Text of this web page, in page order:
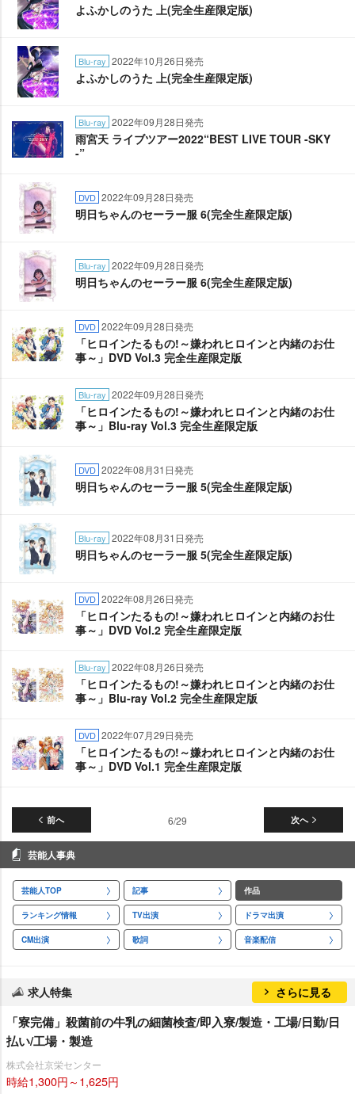
よふかしのうた 上(完全生産限定版)
Blu-ray 2022年10月26日発売
よふかしのうた 上(完全生産限定版)
Blu-ray 2022年09月28日発売
雨宮天 ライブツアー2022“BEST LIVE TOUR -SKY
-”
DVD 2022年09月28日発売
明日ちゃんのセーラー服 6(完全生産限定版)
Blu-ray 2022年09月28日発売
明日ちゃんのセーラー服 6(完全生産限定版)
DVD 2022年09月28日発売
「ヒロインたるもの!～嫌われヒロインと内緒のお仕
事～」DVD Vol.3 完全生産限定版
Blu-ray 2022年09月28日発売
「ヒロインたるもの!～嫌われヒロインと内緒のお仕
事～」Blu-ray Vol.3 完全生産限定版
DVD 2022年08月31日発売
明日ちゃんのセーラー服 5(完全生産限定版)
Blu-ray 2022年08月31日発売
明日ちゃんのセーラー服 5(完全生産限定版)
DVD 2022年08月26日発売
「ヒロインたるもの!～嫌われヒロインと内緒のお仕
事～」DVD Vol.2 完全生産限定版
Blu-ray 2022年08月26日発売
「ヒロインたるもの!～嫌われヒロインと内緒のお仕
事～」Blu-ray Vol.2 完全生産限定版
DVD 2022年07月29日発売
「ヒロインたるもの!～嫌われヒロインと内緒のお仕
事～」DVD Vol.1 完全生産限定版
前へ 次へ
6/29
芸能人事典
芸能人TOP 記事 作品
ランキング情報 TV出演 ドラマ出演
CM出演 歌詞 音楽配信
求人特集 さらに見る
「寮完備」殺菌前の牛乳の細菌検査/即入寮/製造・工場/日勤/日
払い/工場・製造
株式会社京栄センター
時給1,300円～1,625円